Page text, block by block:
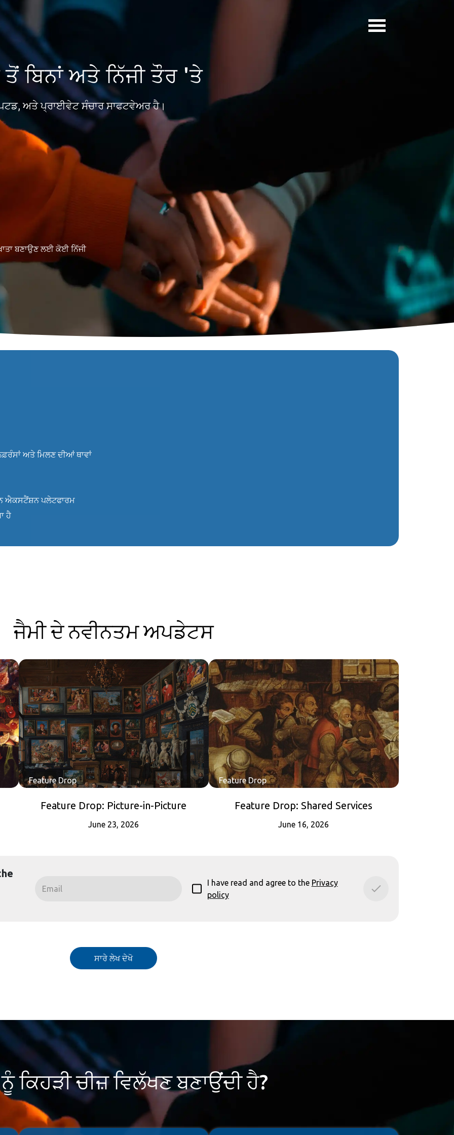
ਬਿਨਾਂ ਅਤੇ ਨਿੱਜੀ ਤੌਰ 'ਤੇ
ਅਤੇ ਪ੍ਰਾਈਵੇਟ ਸੰਚਾਰ ਸਾਫਟਵੇਅਰ ਹੈ।
ਬਣਾਉਣ ਲਈ ਕੋਈ ਨਿੱਜੀ
ਅਤੇ ਮਿਲਣ ਦੀਆਂ ਥਾਵਾਂ
ਐਕਸਟੈਂਸ਼ਨ ਪਲੇਟਫਾਰਮ
ਹੈ
ਜੈਮੀ ਦੇ ਨਵੀਨਤਮ ਅਪਡੇਟਸ
Feature Drop
Feature Drop: Picture-in-Picture
June 23, 2026
Feature Drop
Feature Drop: Shared Services
June 16, 2026
I have read and agree to the Privacy
policy
ਸਾਰੇ ਲੇਖ ਦੇਖੋ
ਨੂੰ ਕਿਹੜੀ ਚੀਜ਼ ਵਿਲੱਖਣ ਬਣਾਉਂਦੀ ਹੈ?